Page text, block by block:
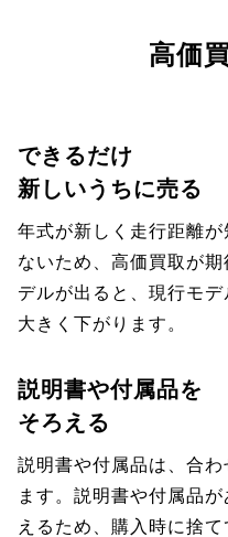
高価
できるだけ
新しいうちに売る
年式が新しく走行距離
ないため、高価買取が
デルが出ると、現行モ
大きく下がります。
説明書や付属品を
そろえる
説明書や付属品は、合
ます。説明書や付属品
えるため、購入時に捨